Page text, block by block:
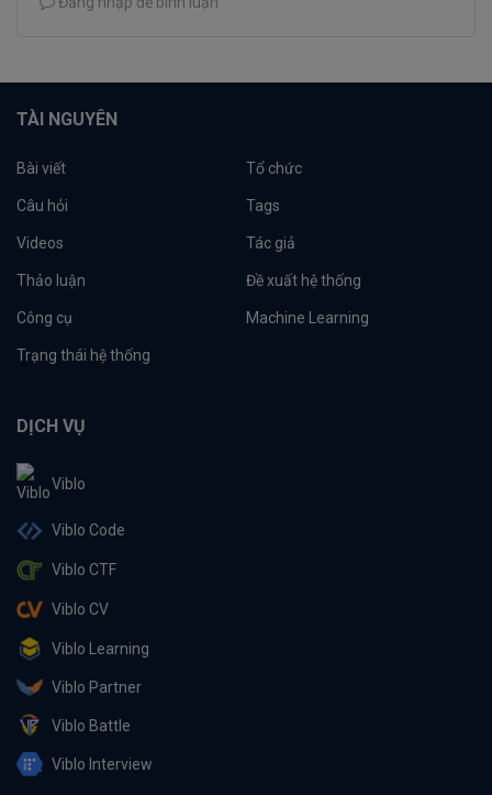
TÀI NGUYÊN
Bài viết Tổ chức
Câu hỏi Tags
Videos Tác giả
Thảo luận Đề xuất hệ thống
Công cụ Machine Learning
Trạng thái hệ thống
DỊCH VỤ
Viblo
Viblo Code
Viblo CTF
Viblo CV
Viblo Learning
Viblo Partner
Viblo Battle
Viblo Interview